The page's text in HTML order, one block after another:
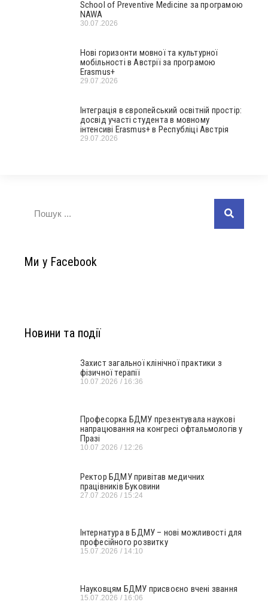
School of Preventive Medicine за програмою
NAWA
30.07.2026
Нові горизонти мовної та культурної
мобільності в Австрії за програмою
Erasmus+
29.07.2026
Інтеграція в європейський освітній простір:
досвід участі студента в мовному
інтенсиві Erasmus+ в Республіці Австрія
29.07.2026
Ми у Facebook
Новини та події
Захист загальної клінічної практики з
фізичної терапії
10.07.2026 16:36
Професорка БДМУ презентувала наукові
напрацювання на конгресі офтальмологів у
Празі
10.07.2026 12:26
Ректор БДМУ привітав медичних
працівників Буковини
27.07.2026 15:24
Інтернатура в БДМУ – нові можливості для
професійного розвитку
15.07.2026 14:10
Науковцям БДМУ присвоєно вчені звання
15.07.2026 16:06